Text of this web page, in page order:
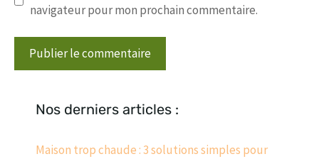
navigateur pour mon prochain commentaire.
Nos derniers articles :
Maison trop chaude : 3 solutions simples pour